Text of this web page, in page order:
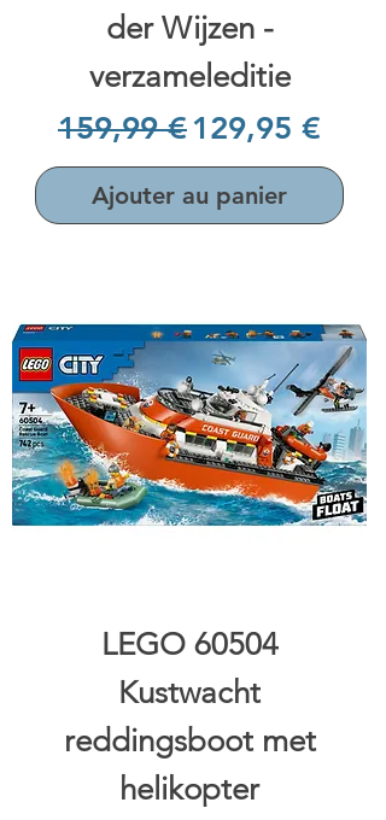
der Wijzen -
verzameleditie
Prix original
159,99 €Prix
129,95 €
Ajouter au panier
LEGO 60504
Kustwacht
reddingsboot met
helikopter